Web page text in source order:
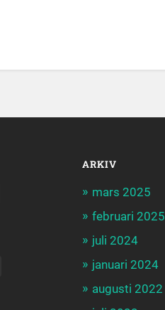
ARKIV
mars 2025
februari 2025
juli 2024
januari 2024
augusti 2022